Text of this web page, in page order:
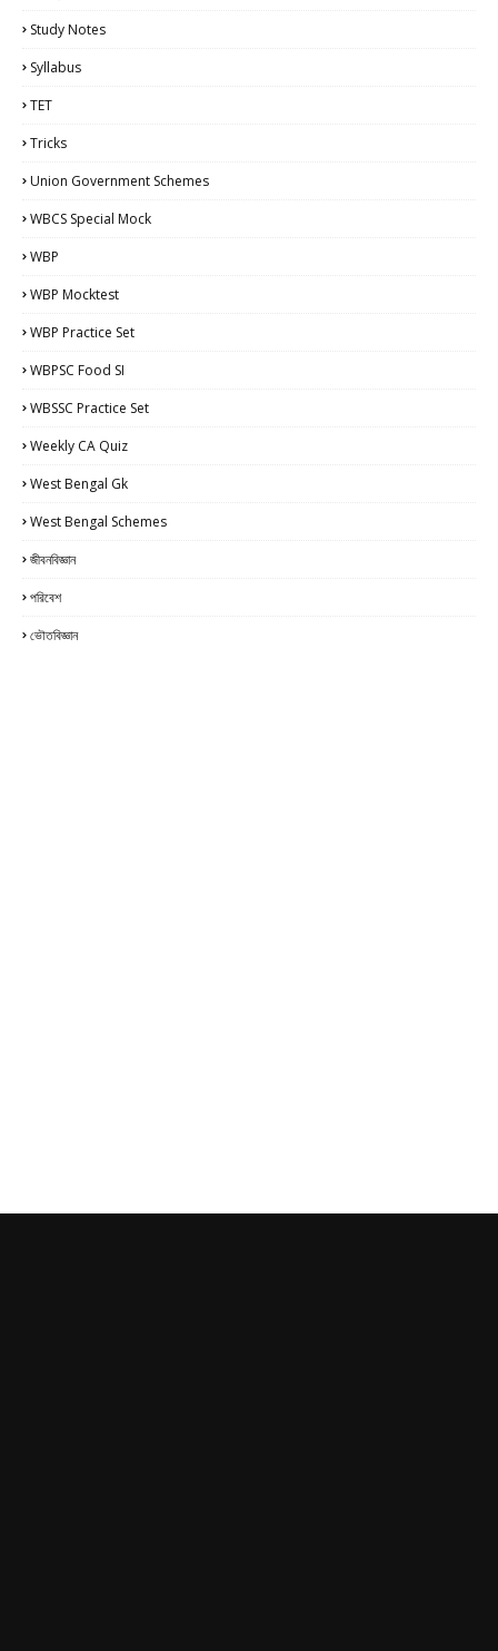
Study Notes
Syllabus
TET
Tricks
Union Government Schemes
WBCS Special Mock
WBP
WBP Mocktest
WBP Practice Set
WBPSC Food SI
WBSSC Practice Set
Weekly CA Quiz
West Bengal Gk
West Bengal Schemes
জীবনবিজ্ঞান
পরিবেশ
ভৌতবিজ্ঞান